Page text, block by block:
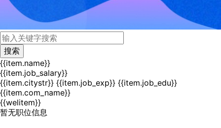
{{item.name}}
{{item.job_salary}}
{{item.citystr}} {{item.job_exp}} {{item.job_edu}}
{{item.com_name}}
{{welitem}}
暂无职位信息